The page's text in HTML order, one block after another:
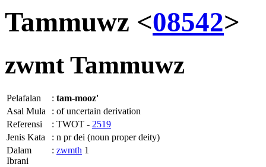
Tammuwz <08542>
zwmtTammuwz
Pelafalan : tam-mooz'
Asal Mula
: of uncertain derivation
Referensi
: TWOT - 2519
Jenis Kata
: n pr dei (noun proper deity)
Dalam
Ibrani
: zwmth 1